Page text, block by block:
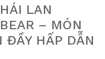
LAN
– MÓN
ĐẦY HẤP DẪN